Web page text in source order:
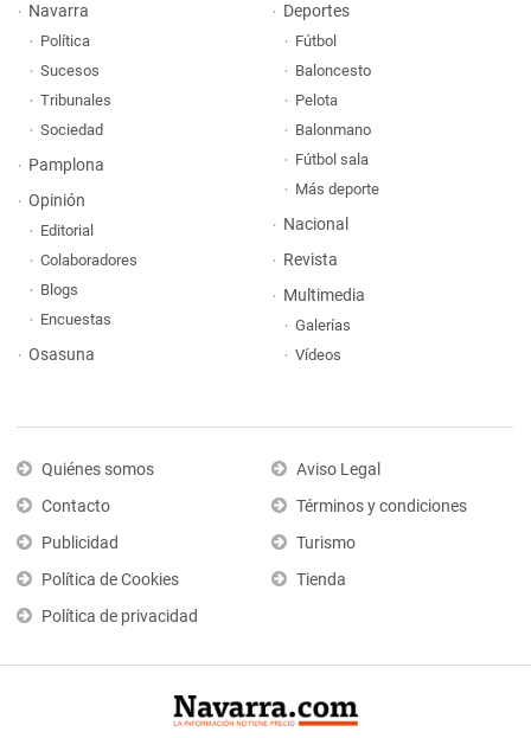
Navarra
Política
Sucesos
Tribunales
Sociedad
Pamplona
Opinión
Editorial
Colaboradores
Blogs
Encuestas
Osasuna
Deportes
Fútbol
Baloncesto
Pelota
Balonmano
Fútbol sala
Más deporte
Nacional
Revista
Multimedia
Galerías
Vídeos
Quiénes somos
Contacto
Publicidad
Política de Cookies
Política de privacidad
Aviso Legal
Términos y condiciones
Turismo
Tienda